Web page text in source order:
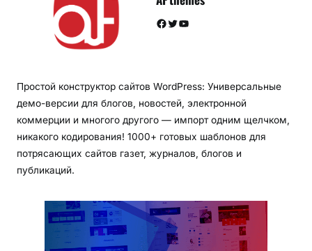
Facebook Twitter YouTube
Простой конструктор сайтов WordPress: Универсальные
демо-версии для блогов, новостей, электронной
коммерции и многого другого — импорт одним щелчком,
никакого кодирования! 1000+ готовых шаблонов для
потрясающих сайтов газет, журналов, блогов и
публикаций.